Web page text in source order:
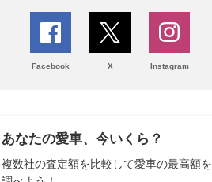
Facebook X Instagram
あなたの愛車、今いくら？
複数社の査定額を比較して愛車の最高額を